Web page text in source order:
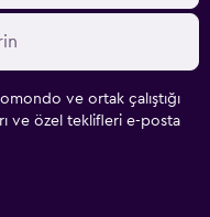
ve ortak çalıştığı
ve özel teklifleri e-posta